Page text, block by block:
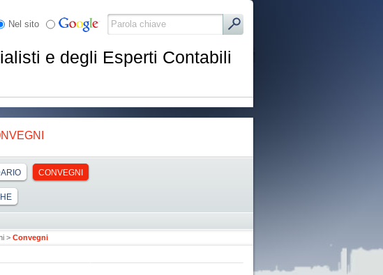
e degli Esperti Contabili
Nel sito
CONVEGNI
> Convegni